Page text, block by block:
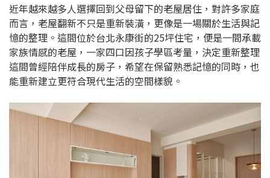
近年越來越多人選擇回到父母留下的老屋居住，對許多家庭
而言，老屋翻新不只是重新裝潢，更像是一場關於生活與記
憶的整理。這間位於台北永康街的25坪住宅，便是一間承載
家族情感的老屋，一家四口因孩子學區考量，決定重新整理
這間曾經陪伴成長的房子，希望在保留熟悉記憶的同時，也
能重新建立更符合現代生活的空間樣貌。